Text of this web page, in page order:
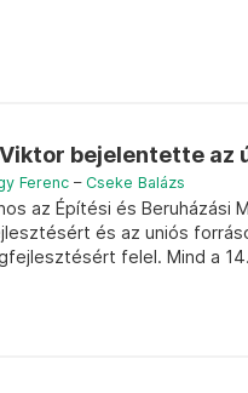
bejelentette az
Ferenc – Cseke Balázs
az Építési és Beruházási
és az uniós
felel. Mind a